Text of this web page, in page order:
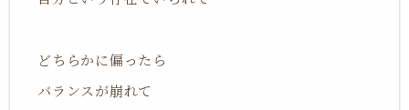
どちらかに偏ったら
バランスが崩れて